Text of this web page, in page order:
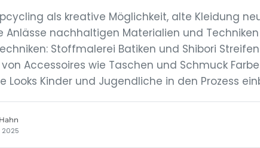
Upcycling als kreative Möglichkeit, alte Kleidung
Anlässe nachhaltigen Materialien und
Stoffmalerei Batiken und Shibori
Accessoires wie Taschen und Schmuck
Looks Kinder und Jugendliche in den Prozess
2025